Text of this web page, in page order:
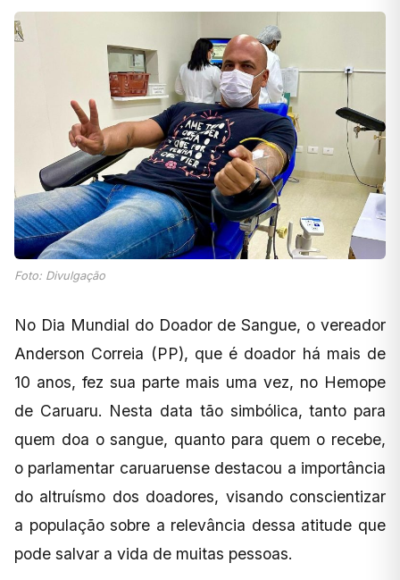
Foto: Divulgação
No Dia Mundial do Doador de Sangue, o vereador
Anderson Correia (PP), que é doador há mais de
10 anos, fez sua parte mais uma vez, no Hemope
de Caruaru. Nesta data tão simbólica, tanto para
quem doa o sangue, quanto para quem o recebe,
o parlamentar caruaruense destacou a importância
do altruísmo dos doadores, visando conscientizar
a população sobre a relevância dessa atitude que
pode salvar a vida de muitas pessoas.